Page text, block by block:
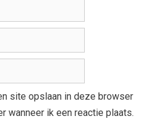
site opslaan in deze browser
wanneer ik een reactie plaats.